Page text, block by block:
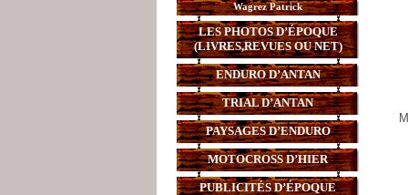
Wagrez Patrick
LES PHOTOS D’ÉPOQUE
(LIVRES,REVUES OU NET)
ENDURO D’ANTAN
TRIAL D’ANTAN
PAYSAGES D’ENDURO
MOTOCROSS D’HIER
PUBLICITÉS D’ÉPOQUE